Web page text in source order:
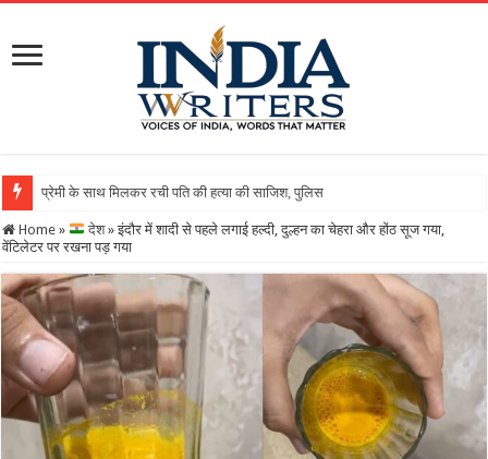
Home » देश » इंदौर में शादी से पहले लगाई हल्दी, दुल्हन का चेहरा और होंठ सूज गया,
वेंटिलेटर पर रखना पड़ गया